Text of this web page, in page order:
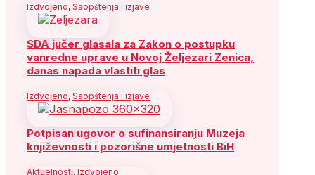
Izdvojeno, Saopštenja i izjave
SDA jučer glasala za Zakon o postupku
vanredne uprave u Novoj Željezari Zenica,
danas napada vlastiti glas
Izdvojeno, Saopštenja i izjave
Potpisan ugovor o sufinansiranju Muzeja
književnosti i pozorišne umjetnosti BiH
Aktuelnosti, Izdvojeno